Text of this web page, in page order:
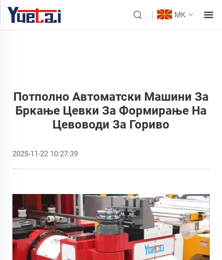
MK
Потполно Автоматски Машини За
Бркање Цевки За Формирање На
Цевоводи За Гориво
2025-11-22 10:27:39